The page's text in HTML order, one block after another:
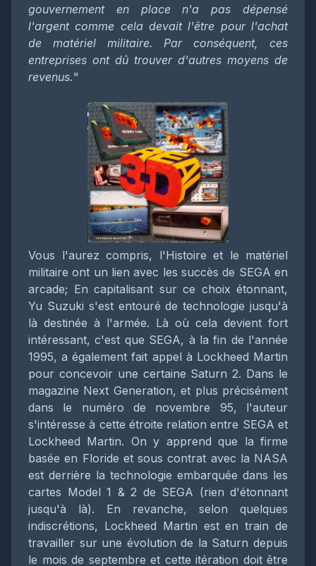
gouvernement en place n'a pas dépensé
l'argent comme cela devait l'être pour l'achat
de matériel militaire. Par conséquent, ces
entreprises ont dû trouver d'autres moyens de
revenus."
Vous l'aurez compris, l'Histoire et le matériel
militaire ont un lien avec les succès de SEGA en
arcade; En capitalisant sur ce choix étonnant,
Yu Suzuki s'est entouré de technologie jusqu'à
là destinée à l'armée. Là où cela devient fort
intéressant, c'est que SEGA, à la fin de l'année
1995, a également fait appel à Lockheed Martin
pour concevoir une certaine Saturn 2. Dans le
magazine Next Generation, et plus précisément
dans le numéro de novembre 95, l'auteur
s'intéresse à cette étroite relation entre SEGA et
Lockheed Martin. On y apprend que la firme
basée en Floride et sous contrat avec la NASA
est derrière la technologie embarquée dans les
cartes Model 1 & 2 de SEGA (rien d'étonnant
jusqu'à là). En revanche, selon quelques
indiscrétions, Lockheed Martin est en train de
travailler sur une évolution de la Saturn depuis
le mois de septembre et cette itération doit être